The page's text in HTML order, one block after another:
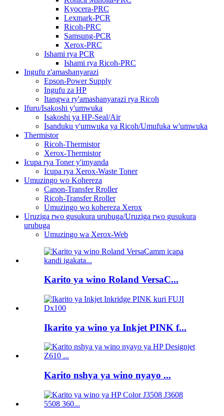
Kyocera-PRC
Lexmark-PCR
Ricoh-PRC
Samsung-PCR
Xerox-PRC
Ishami rya PCR
Ishami rya Ricoh-PRC
Ingufu z'amashanyarazi
Epson-Power Supply
Ingufu za HP
Itangwa ry'amashanyarazi rya Ricoh
Ifuru/Isakoshi y'umwuka
Isakoshi ya HP-Seal/Air
Isanduku y'umwuka ya Ricoh/Umufuka w'umwuka
Thermistor
Ricoh-Thermistor
Xerox-Thermistor
Icupa rya Toner y'imyanda
Icupa rya Xerox-Waste Toner
Umuzingo wo Kohereza
Canon-Transfer Rroller
Ricoh-Transfer Rroller
Umuzingo wo kohereza Xerox
Uruziga rwo gusukura urubuga/Uruziga rwo gusukura
urubuga
Umuzingo wa Xerox-Web
Karito ya wino Roland VersaC...
Ikarito ya wino ya Inkjet PINK f...
Karito nshya ya wino nyayo ...